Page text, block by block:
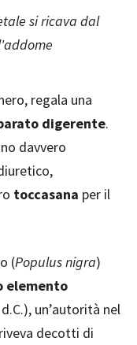
si ricava dal
regala una
digerente.
davvero
toccasana per il
(Populus nigra)
elemento
un’autorità nel
decotti di